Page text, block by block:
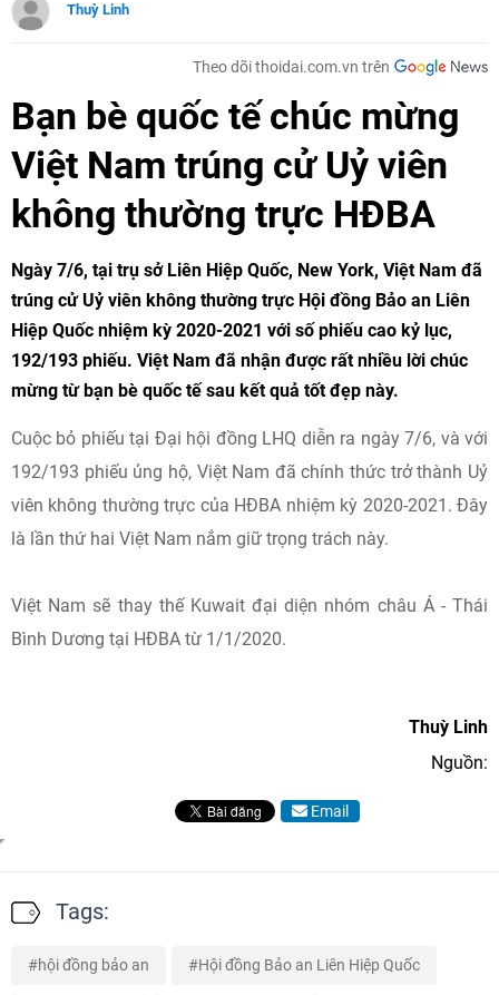
Thuỳ Linh
Theo dõi thoidai.com.vn trên
Bạn bè quốc tế chúc mừng
Việt Nam trúng cử Uỷ viên
không thường trực HĐBA
Ngày 7/6, tại trụ sở Liên Hiệp Quốc, New York, Việt Nam đã
trúng cử Uỷ viên không thường trực Hội đồng Bảo an Liên
Hiệp Quốc nhiệm kỳ 2020-2021 với số phiếu cao kỷ lục,
192/193 phiếu. Việt Nam đã nhận được rất nhiều lời chúc
mừng từ bạn bè quốc tế sau kết quả tốt đẹp này.
Cuộc bỏ phiếu tại Đại hội đồng LHQ diễn ra ngày 7/6, và với
192/193 phiếu ủng hộ, Việt Nam đã chính thức trở thành Uỷ
viên không thường trực của HĐBA nhiệm kỳ 2020-2021. Đây
là lần thứ hai Việt Nam nắm giữ trọng trách này.
Việt Nam sẽ thay thế Kuwait đại diện nhóm châu Á - Thái
Bình Dương tại HĐBA từ 1/1/2020.
Thuỳ Linh
Nguồn:
Email
Tags:
hội đồng bảo an Hội đồng Bảo an Liên Hiệp Quốc